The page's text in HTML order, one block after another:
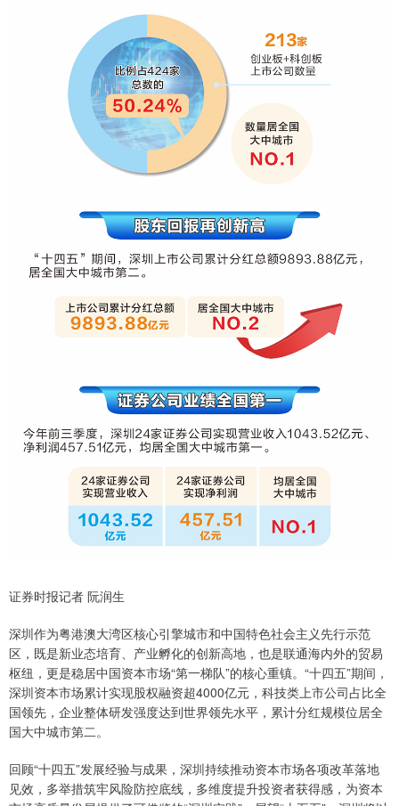
证券时报记者 阮润生
深圳作为粤港澳大湾区核心引擎城市和中国特色社会主义先行示范
区，既是新业态培育、产业孵化的创新高地，也是联通海内外的贸易
枢纽，更是稳居中国资本市场“第一梯队”的核心重镇。“十四五”期间，
深圳资本市场累计实现股权融资超4000亿元，科技类上市公司占比全
国领先，企业整体研发强度达到世界领先水平，累计分红规模位居全
国大中城市第二。
回顾“十四五”发展经验与成果，深圳持续推动资本市场各项改革落地
见效，多举措筑牢风险防控底线，多维度提升投资者获得感，为资本